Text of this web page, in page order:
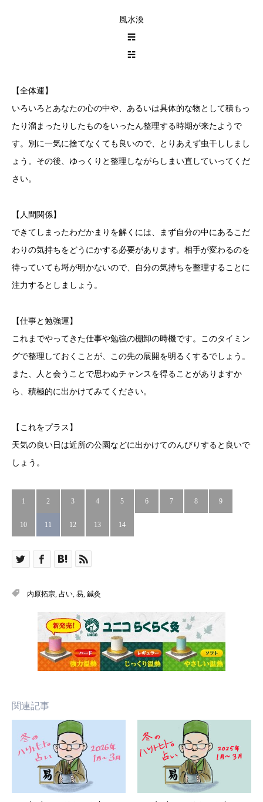
風水渙
☴
☵
【全体運】
いろいろとあなたの心の中や、あるいは具体的な物として積もっ
たり溜まったりしたものをいったん整理する時期が来たようで
す。別に一気に捨てなくても良いので、とりあえず虫干ししまし
ょう。その後、ゆっくりと整理しながらしまい直していってくだ
さい。
【人間関係】
できてしまったわだかまりを解くには、まず自分の中にあるこだ
わりの気持ちをどうにかする必要があります。相手が変わるのを
待っていても埒が明かないので、自分の気持ちを整理することに
注力するとしましょう。
【仕事と勉強運】
これまでやってきた仕事や勉強の棚卸の時機です。このタイミン
グで整理しておくことが、この先の展開を明るくするでしょう。
また、人と会うことで思わぬチャンスを得ることがありますか
ら、積極的に出かけてみてください。
【これをプラス】
天気の良い日は近所の公園などに出かけてのんびりすると良いで
しょう。
1 2 3 4 5 6 7 8 9
10 11 12 13 14
内原拓宗, 占い, 易, 鍼灸
関連記事